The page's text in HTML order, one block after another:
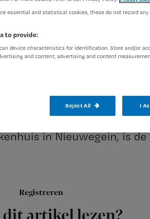
Auteur:
Registreren
is verloot onder de
Helen de Reuver,
in Nieuwegein, is
essential and statistical cookies, these do not record
to provide:
device characteristics for identification. Store and/or
and content, advertising and content
Reject All I